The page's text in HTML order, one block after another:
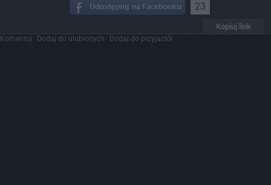
23
Kopiuj link
Komentuj Dodaj do ulubionych Dodaj do przyjaciół